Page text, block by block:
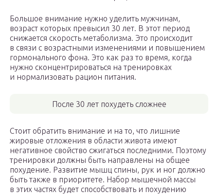
Большое внимание нужно уделить мужчинам,
возраст которых превысил 30 лет. В этот период
снижается скорость метаболизма. Это происходит
в связи с возрастными изменениями и повышением
гормонального фона. Это как раз то время, когда
нужно сконцентрироваться на тренировках
и нормализовать рацион питания.
После 30 лет похудеть сложнее
Стоит обратить внимание и на то, что лишние
жировые отложения в области живота имеют
негативное свойство сжигаться последними. Поэтому
тренировки должны быть направлены на общее
похудение. Развитие мышц спины, рук и ног должно
быть также в приоритете. Набор мышечной массы
в этих частях будет способствовать и похудению